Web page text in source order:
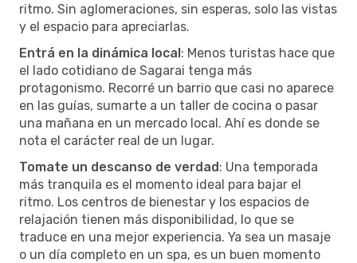
ritmo. Sin aglomeraciones, sin esperas, solo las vistas
y el espacio para apreciarlas.
Entrá en la dinámica local: Menos turistas hace que
el lado cotidiano de Sagarai tenga más
protagonismo. Recorré un barrio que casi no aparece
en las guías, sumarte a un taller de cocina o pasar
una mañana en un mercado local. Ahí es donde se
nota el carácter real de un lugar.
Tomate un descanso de verdad: Una temporada
más tranquila es el momento ideal para bajar el
ritmo. Los centros de bienestar y los espacios de
relajación tienen más disponibilidad, lo que se
traduce en una mejor experiencia. Ya sea un masaje
o un día completo en un spa, es un buen momento